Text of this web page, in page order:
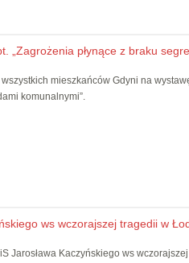
„Zagrożenia płynące z braku
mieszkańców Gdyni na
komunalnymi”.
ws wczorajszej tragedii w
Jarosława Kaczyńskiego ws